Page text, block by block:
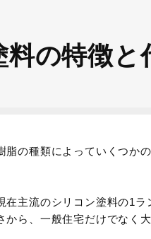
料の特徴と
脂の種類によっていくつか
在主流のシリコン塗料の1ラ
から、一般住宅だけでなく